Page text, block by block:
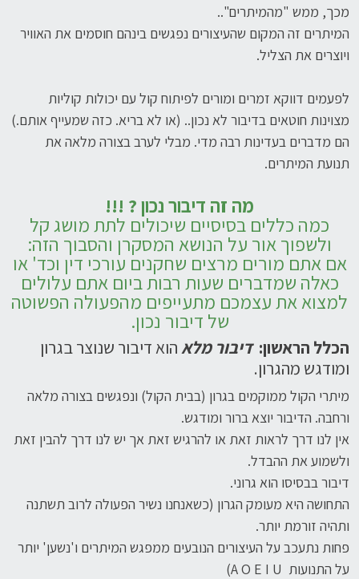
מכך, ממש "מהמיתרים"..
המיתרים זה המקום שהעיצורים נפגשים בינהם חוסמים את האוויר
ויוצרים את הצליל.
לפעמים דווקא זמרים ומורים לפיתוח קול עם יכולות קוליות
מצוינות חוטאים בדיבור לא נכון.. (או לא בריא. כזה שמעייף אותם.)
הם מדברים בעדינות רבה מדי. מבלי לערב בצורה מלאה את
תנועת המיתרים.
מה זה דיבור נכון ? !!!
כמה כללים בסיסיים שיכולים לתת מושג קל
ולשפוך אור על הנושא המסקרן והסבוך הזה:
אם אתם מורים מרצים שחקנים עורכי דין וכד' או
כאלה שמדברים שעות רבות ביום אתם עלולים
למצוא את עצמכם מתעייפים מהפעולה הפשוטה
של דיבור נכון.
הכלל הראשון:דיבור מלאהוא דיבור שנוצר בגרון
ומודגש מהגרון.
מיתרי הקול ממוקמים בגרון (בבית הקול) ונפגשים בצורה מלאה
ורחבה. הדיבור יוצא ברור ומודגש.
אין לנו דרך לראות זאת או להרגיש זאת אך יש לנו דרך להבין זאת
ולשמוע את ההבדל.
דיבור בבסיסו הוא גרוני.
התחושה היא מעומק הגרון (כשאנחנו נשיר הפעולה לרוב תשתנה
ותהיה זורמת יותר.
פחות נתעכב על העיצורים הנובעים ממפגש המיתרים ו'נשען' יותר
על התנועות A O E I U)